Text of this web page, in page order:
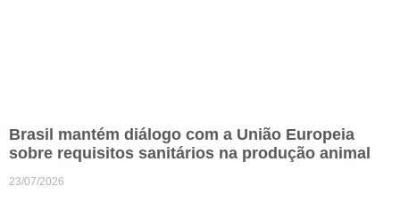
Brasil mantém diálogo com a União Europeia
sobre requisitos sanitários na produção animal
23/07/2026